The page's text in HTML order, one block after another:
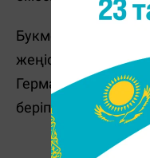
Букмекерлік
жеңісіне – 3.72,
Германияның
беріп отыр.